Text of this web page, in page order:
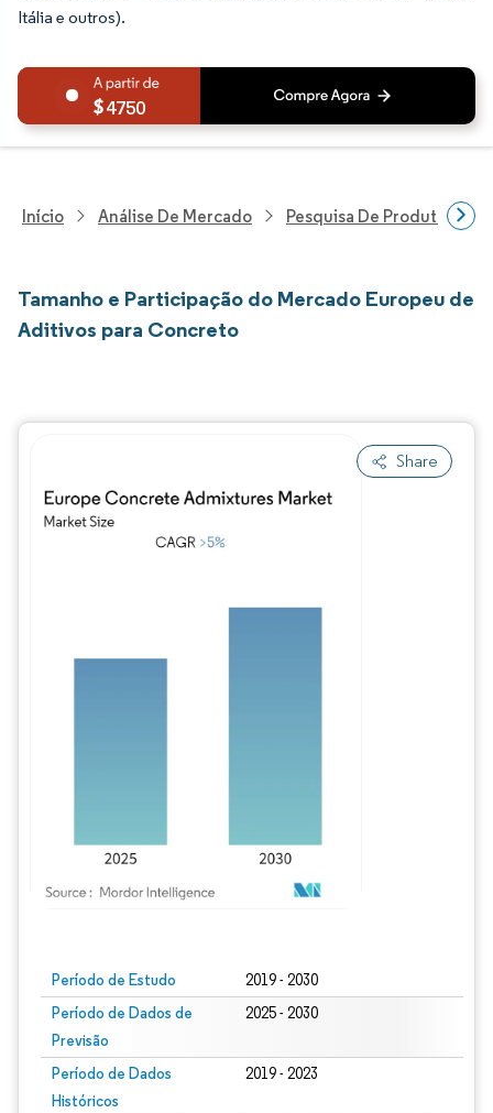
Itália e outros).
4750
Início Análise De Mercado Pesquisa De Produtos
Tamanho e Participação do Mercado Europeu de
Aditivos para Concreto
Share
Período de Estudo 2019 - 2030
Período de Dados de
Previsão
2025 - 2030
Período de Dados
Históricos
2019 - 2023